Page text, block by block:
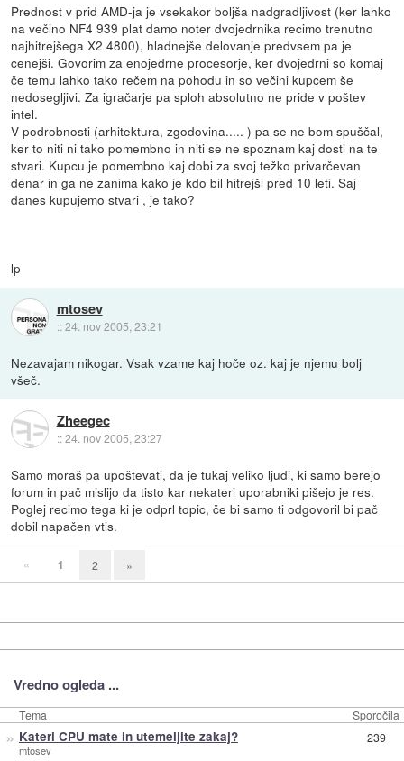
Prednost v prid AMD-ja je vsekakor boljša nadgradljivost (ker lahko
na večino NF4 939 plat damo noter dvojedrnika recimo trenutno
najhitrejšega X2 4800), hladnejše delovanje predvsem pa je
cenejši. Govorim za enojedrne procesorje, ker dvojedrni so komaj
če temu lahko tako rečem na pohodu in so večini kupcem še
nedosegljivi. Za igračarje pa sploh absolutno ne pride v poštev
intel.
V podrobnosti (arhitektura, zgodovina..... ) pa se ne bom spuščal,
ker to niti ni tako pomembno in niti se ne spoznam kaj dosti na te
stvari. Kupcu je pomembno kaj dobi za svoj težko privarčevan
denar in ga ne zanima kako je kdo bil hitrejši pred 10 leti. Saj
danes kupujemo stvari , je tako?
lp
mtosev
::24. nov 2005, 23:21
Nezavajam nikogar. Vsak vzame kaj hoče oz. kaj je njemu bolj
všeč.
Zheegec
::24. nov 2005, 23:27
Samo moraš pa upoštevati, da je tukaj veliko ljudi, ki samo berejo
forum in pač mislijo da tisto kar nekateri uporabniki pišejo je res.
Poglej recimo tega ki je odprl topic, če bi samo ti odgovoril bi pač
dobil napačen vtis.
« 1 2 »
Vredno ogleda ...
Tema Sporočila
» Kateri CPU mate in utemeljite zakaj?
mtosev
239